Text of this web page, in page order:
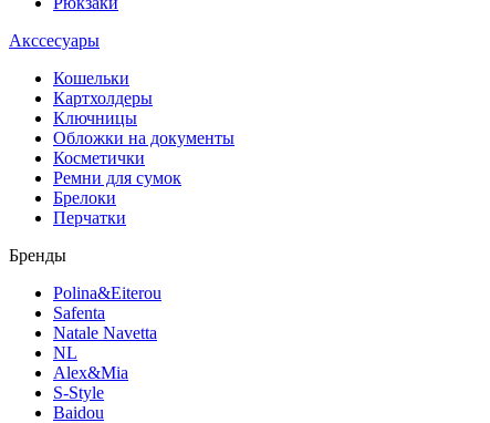
Акссесуары
Кошельки
Картхолдеры
Ключницы
Обложки на документы
Косметички
Ремни для сумок
Брелоки
Перчатки
Бренды
Polina&Eiterou
Safenta
Natale Navetta
NL
Alex&Mia
S-Style
Baidou